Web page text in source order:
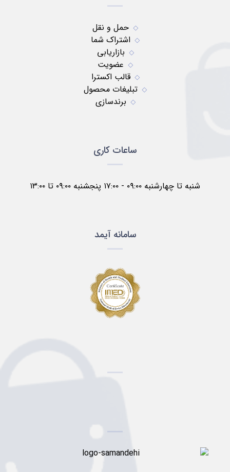
حمل و نقل
اشتراک شما
بازاریابی
عضویت
قالب اکسترا
تبلیغات محصول
برندسازی
ساعات کاری
شنبه تا چهارشنبه ۰۹:۰۰ - ۱۷:۰۰ پنجشنبه ۰۹:۰۰ تا ۱۳:۰۰
سامانه آیمد